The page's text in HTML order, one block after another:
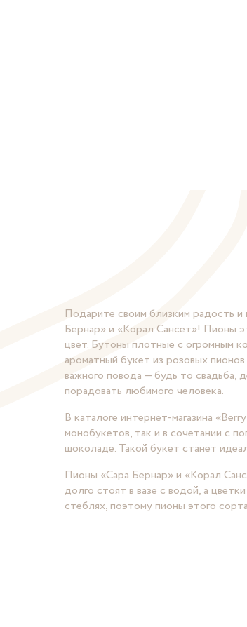
Подарите своим близким радость и
Бернар» и «Корал Сансет»! Пионы
цвет. Бутоны плотные с огромным
ароматный букет из розовых
важного повода — будь то свадьба,
порадовать любимого человека.
В каталоге интернет-магазина
монобукетов, так и в сочетании с
шоколаде. Такой букет станет
Пионы «Сара Бернар» и «Корал
долго стоят в вазе с водой, а
стеблях, поэтому пионы этого